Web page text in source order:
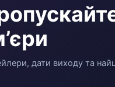
дати виходу та